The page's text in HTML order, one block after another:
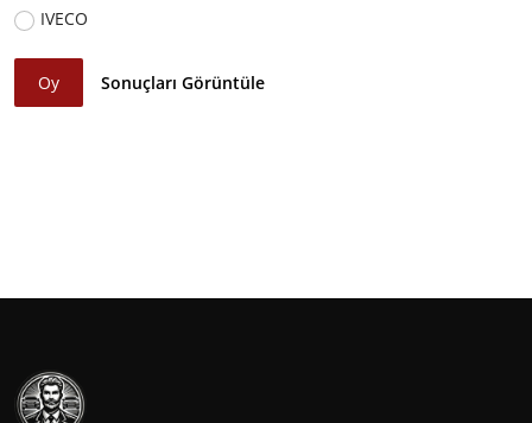
IVECO
Oy Sonuçları Görüntüle